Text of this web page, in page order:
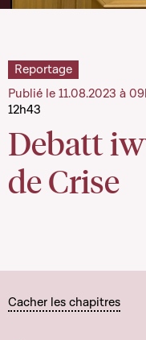
Debatt
de Crise
Reportage
Publié le 11.08.2023 à
12h43
Cacher les chapitres